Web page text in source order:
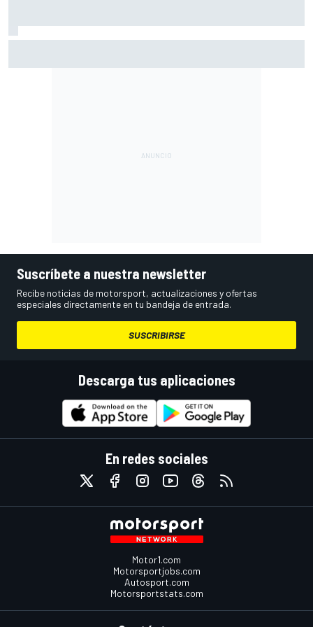
Suscríbete a nuestra newsletter
Recibe noticias de motorsport, actualizaciones y ofertas
especiales directamente en tu bandeja de entrada.
SUSCRIBIRSE
Descarga tus aplicaciones
En redes sociales
Motor1.com
Motorsportjobs.com
Autosport.com
Motorsportstats.com